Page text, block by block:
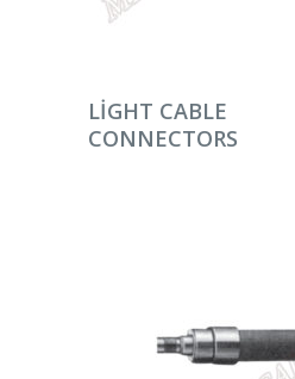
DEVAMINI OKU
LIGHT CABLE
CONNECTORS